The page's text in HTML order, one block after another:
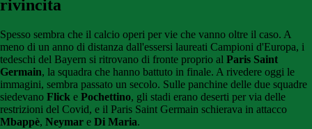
rivincita
Spesso sembra che il calcio operi per vie che vanno oltre il caso. A
meno di un anno di distanza dall'essersi laureati Campioni d'Europa, i
tedeschi del Bayern si ritrovano di fronte proprio al Paris Saint
Germain, la squadra che hanno battuto in finale. A rivedere oggi le
immagini, sembra passato un secolo. Sulle panchine delle due squadre
siedevano Flick e Pochettino, gli stadi erano deserti per via delle
restrizioni del Covid, e il Paris Saint Germain schierava in attacco
Mbappè, Neymar e Di Maria.